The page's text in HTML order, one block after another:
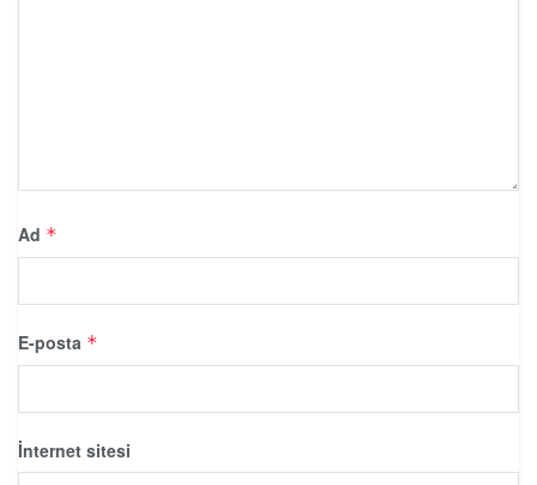
Ad *
E-posta *
İnternet sitesi